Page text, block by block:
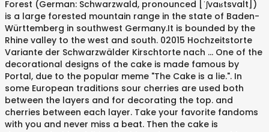
Forest (German: Schwarzwald, pronounced [ˈʃvaʁtsvalt])
is a large forested mountain range in the state of Baden-
Württemberg in southwest Germany.It is bounded by the
Rhine valley to the west and south. 02015 Hochzeitstorte
Variante der Schwarzwälder Kirschtorte nach … One of the
decorational designs of the cake is made famous by
Portal, due to the popular meme "The Cake is a lie.". In
some European traditions sour cherries are used both
between the layers and for decorating the top. and
cherries between each layer. Take your favorite fandoms
with you and never miss a beat. Then the cake is